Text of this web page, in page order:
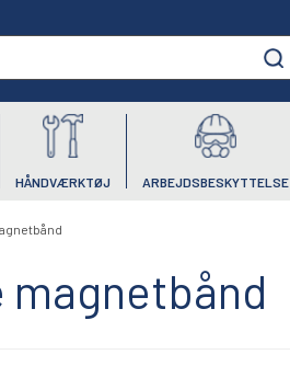
HÅNDVÆRKTØJ ARBEJDSBESKYTTELSE
magnetbånd